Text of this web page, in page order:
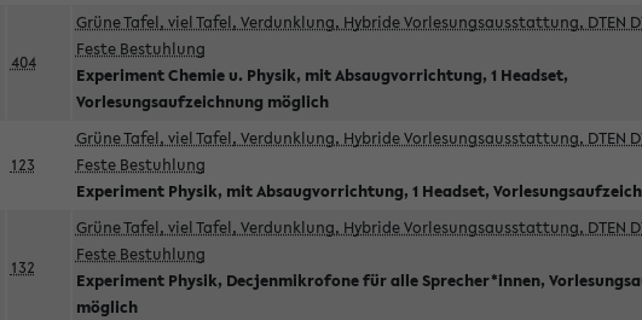
404
Grüne Tafel, viel Tafel, Verdunklung, Hybride Vorlesungsausstattung, DTEN
Feste Bestuhlung
Experiment Chemie u. Physik, mit Absaugvorrichtung, 1 Headset,
Vorlesungsaufzeichnung möglich
123
Grüne Tafel, viel Tafel, Verdunklung, Hybride Vorlesungsausstattung, DTEN
Feste Bestuhlung
Experiment Physik, mit Absaugvorrichtung, 1 Headset,
132
Grüne Tafel, viel Tafel, Verdunklung, Hybride Vorlesungsausstattung, DTEN
Feste Bestuhlung
Experiment Physik, Decjenmikrofone für alle Sprecher*innen,
möglich